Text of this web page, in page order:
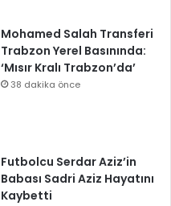
Mohamed Salah Transferi
Trabzon Yerel Basınında:
‘Mısır Kralı Trabzon’da’
38 dakika önce
Futbolcu Serdar Aziz’in
Babası Sadri Aziz Hayatını
Kaybetti